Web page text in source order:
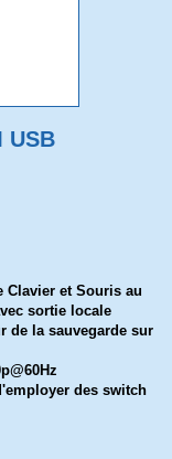
USB
Clavier et Souris au
sortie locale
de la sauvegarde sur
des switch